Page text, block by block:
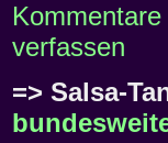
verfassen
=> Salsa-